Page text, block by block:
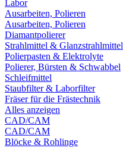
Labor
Ausarbeiten, Polieren
Ausarbeiten, Polieren
Diamantpolierer
Strahlmittel & Glanzstrahlmittel
Polierpasten & Elektrolyte
Polierer, Bürsten & Schwabbel
Schleifmittel
Staubfilter & Laborfilter
Fräser für die Frästechnik
Alles anzeigen
CAD/CAM
CAD/CAM
Blöcke & Rohlinge